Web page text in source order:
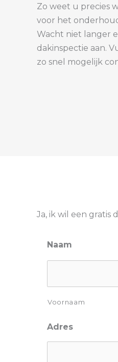
Zo weet u precies
voor het
Wacht niet langer
dakinspectie aan.
zo snel mogelijk
Ja, ik wil een gratis
Naam
Voornaam
Adres